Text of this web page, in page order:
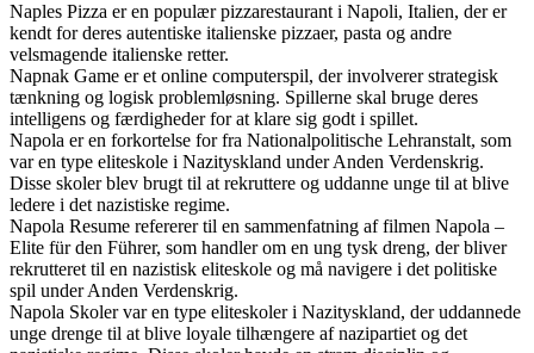
Naples Pizza er en populær pizzarestaurant i Napoli, Italien, der er
kendt for deres autentiske italienske pizzaer, pasta og andre
velsmagende italienske retter.
Napnak Game er et online computerspil, der involverer strategisk
tænkning og logisk problemløsning. Spillerne skal bruge deres
intelligens og færdigheder for at klare sig godt i spillet.
Napola er en forkortelse for fra Nationalpolitische Lehranstalt, som
var en type eliteskole i Nazityskland under Anden Verdenskrig.
Disse skoler blev brugt til at rekruttere og uddanne unge til at blive
ledere i det nazistiske regime.
Napola Resume refererer til en sammenfatning af filmen Napola –
Elite für den Führer, som handler om en ung tysk dreng, der bliver
rekrutteret til en nazistisk eliteskole og må navigere i det politiske
spil under Anden Verdenskrig.
Napola Skoler var en type eliteskoler i Nazityskland, der uddannede
unge drenge til at blive loyale tilhængere af nazipartiet og det